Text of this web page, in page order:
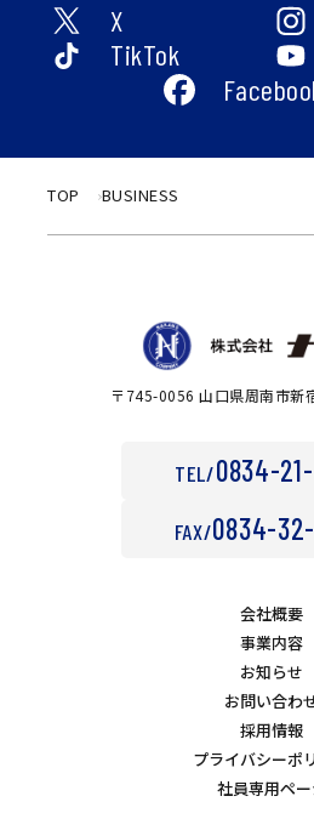
X
TikTok
TOP BUSINESS
〒745-0056 山口県周南市新
TEL/0834-
FAX/0834-
会社概要
事業内容
お知らせ
お問い合わ
採用情報
プライバシーポ
社員専用ペ